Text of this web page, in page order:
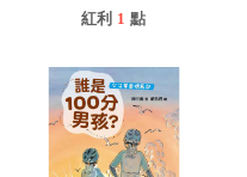
紅利 1 點